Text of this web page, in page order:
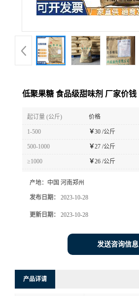
低聚果糖 食品级甜味剂 厂家价钱
起订量 (公斤) 价格
1-500 ￥30 /公斤
500-1000 ￥27 /公斤
≥1000 ￥26 /公斤
产地： 中国 河南郑州
发布日期： 2023-10-28
更新日期： 2023-10-28
发送咨询信息
产品详请